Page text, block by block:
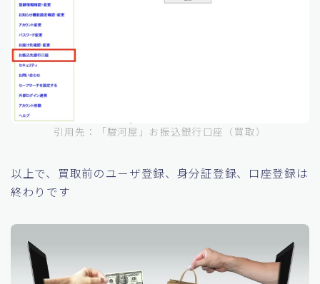
引用先：「駿河屋」お振込銀行口座（買取）
以上で、買取前のユーザ登録、身分証登録、口座登録は
終わりです